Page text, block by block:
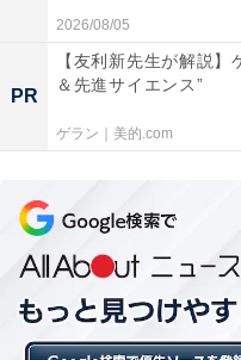
覚せい剤による脳の
覚せい剤は「気分がよく
るもの」など、一時的な
されがちだが、覚せい
2026/08/05
PR
【友利新先生が解説
＆先進サイエンス”
ゲラン｜美的.com